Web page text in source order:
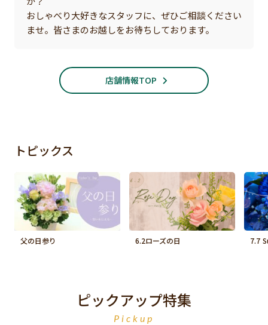
おしゃべり大好きなスタッフに、ぜひご相談ください
ませ。皆さまのお越しをお待ちしております。
店舗情報TOP
トピックス
父の日参り 6.2ローズの日 7.7
ピックアップ特集
Pickup